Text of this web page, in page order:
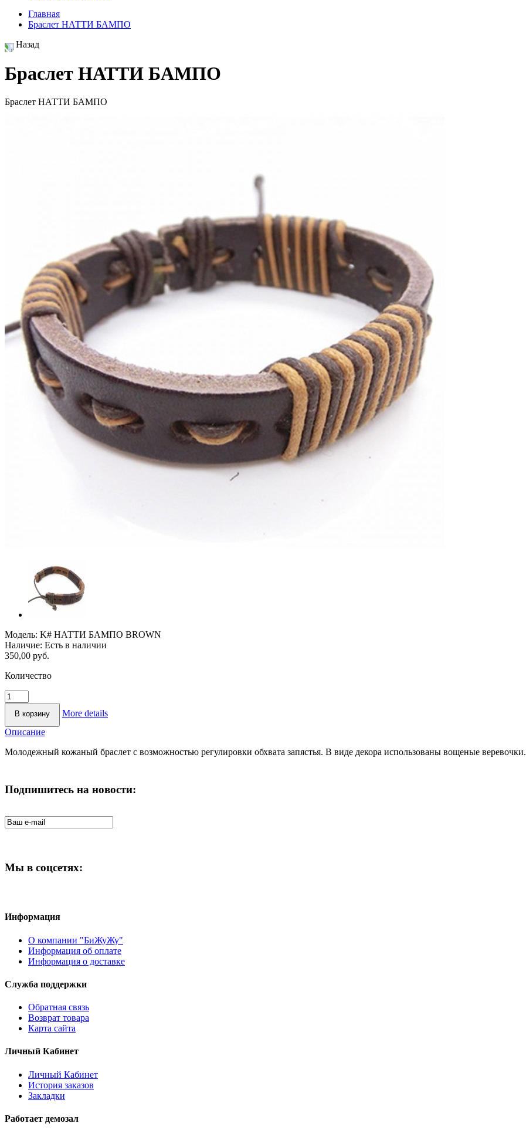
Главная
Браслет НАТТИ БАМПО
Назад
Браслет НАТТИ БАМПО
Браслет НАТТИ БАМПО
Модель: K# НАТТИ БАМПО BROWN
Наличие: Есть в наличии
350,00 руб.
Количество
More details
Описание
Молодежный кожаный браслет с возможностью регулировки обхвата запястья. В виде декора использованы вощеные веревочки.
Подпишитесь на новости:
Мы в соцсетях:
Информация
О компании "БиЖуЖу"
Информация об оплате
Информация о доставке
Служба поддержки
Обратная связь
Возврат товара
Карта сайта
Личный Кабинет
Личный Кабинет
История заказов
Закладки
Работает демозал